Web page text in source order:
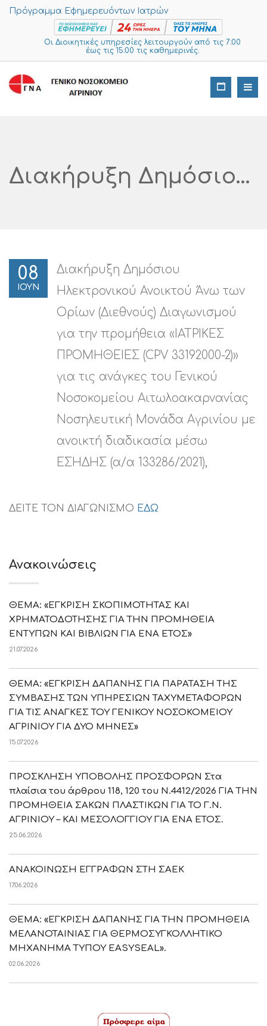
Πρόγραμμα Εφημερευόντων Ιατρών
Οι Διοικητικές υπηρεσίες λειτουργούν από τις 7:00
έως τις 15:00 τις καθημερινές.
Διακήρυξη Δημόσιου Ηλεκτρονικού Ανοικτού Άνω Των Ορίων (Διεθνούς) Διαγωνισμού Για Την Προμήθεια «ΙΑΤΡΙΚΕΣ ΠΡΟΜΗΘΕΙΕΣ (CPV 33192000-2)» Για Τις Ανάγκες Του Γενικού Νοσοκομείου Αιτωλοακαρνανίας Νοσηλευτική Μονάδα Αγρινίου Με Ανοικτή Διαδικασία Μέσω ΕΣΗΔΗΣ (α/α 133286/2021),
08
ΙΟΥΝ
Διακήρυξη Δημόσιου
Ηλεκτρονικού Ανοικτού Άνω των
Ορίων (Διεθνούς) Διαγωνισμού
για την προμήθεια «ΙΑΤΡΙΚΕΣ
ΠΡΟΜΗΘΕΙΕΣ (CPV 33192000-2)»
για τις ανάγκες του Γενικού
Νοσοκομείου Αιτωλοακαρνανίας
Νοσηλευτική Μονάδα Αγρινίου με
ανοικτή διαδικασία μέσω
ΕΣΗΔΗΣ (α/α 133286/2021),
ΔΕΙΤΕ ΤΟΝ ΔΙΑΓΩΝΙΣΜΟ ΕΔΩ
Ανακοινώσεις
ΘΕΜΑ: «ΕΓΚΡΙΣΗ ΣΚΟΠΙΜΟΤΗΤΑΣ ΚΑΙ
ΧΡΗΜΑΤΟΔΟΤΗΣΗΣ ΓΙΑ ΤΗΝ ΠΡΟΜΗΘΕΙΑ
ΕΝΤΥΠΩΝ ΚΑΙ ΒΙΒΛΙΩΝ ΓΙΑ ΕΝΑ ΕΤΟΣ»
21.07.2026
ΘΕΜΑ: «ΕΓΚΡΙΣΗ ΔΑΠΑΝΗΣ ΓΙΑ ΠΑΡΑΤΑΣΗ ΤΗΣ
ΣΥΜΒΑΣΗΣ ΤΩΝ ΥΠΗΡΕΣΙΩΝ ΤΑΧΥΜΕΤΑΦΟΡΩΝ
ΓΙΑ ΤΙΣ ΑΝΑΓΚΕΣ ΤΟΥ ΓΕΝΙΚΟΥ ΝΟΣΟΚΟΜΕΙΟΥ
ΑΓΡΙΝΙΟΥ ΓΙΑ ΔΥΟ ΜΗΝΕΣ»
15.07.2026
ΠΡΟΣΚΛΗΣΗ ΥΠΟΒΟΛΗΣ ΠΡΟΣΦΟΡΩΝ Στα
πλαίσια του άρθρου 118, 120 του Ν.4412/2026 ΓΙΑ ΤΗΝ
ΠΡΟΜΗΘΕΙΑ ΣΑΚΩΝ ΠΛΑΣΤΙΚΩΝ ΓΙΑ ΤΟ Γ.Ν.
ΑΓΡΙΝΙΟΥ – ΚΑΙ ΜΕΣΟΛΟΓΓΙΟΥ ΓΙΑ ΕΝΑ ΕΤΟΣ.
25.06.2026
ΑΝΑΚΟΙΝΩΣΗ ΕΓΓΡΑΦΩΝ ΣΤΗ ΣΑΕΚ
17.06.2026
ΘΕΜΑ: «ΕΓΚΡΙΣΗ ΔΑΠΑΝΗΣ ΓΙΑ ΤΗΝ ΠΡΟΜΗΘΕΙΑ
ΜΕΛΑΝΟΤΑΙΝΙΑΣ ΓΙΑ ΘΕΡΜΟΣΥΓΚΟΛΛΗΤΙΚΟ
ΜΗΧΑΝΗΜΑ ΤΥΠΟΥ EASYSEAL».
02.06.2026